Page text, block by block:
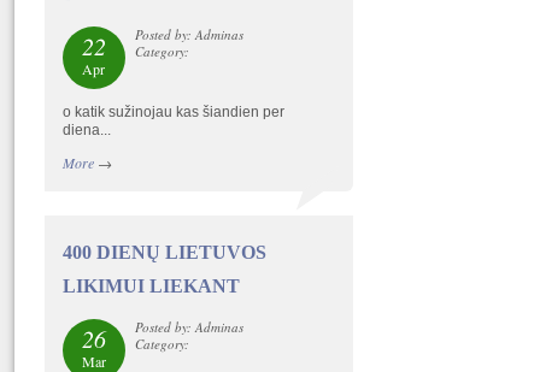
22
Apr
Posted by: Adminas
Category:
o katik sužinojau kas šiandien per
diena...
More→
400 DIENŲ LIETUVOS
LIKIMUI LIEKANT
26
Mar
Posted by: Adminas
Category: